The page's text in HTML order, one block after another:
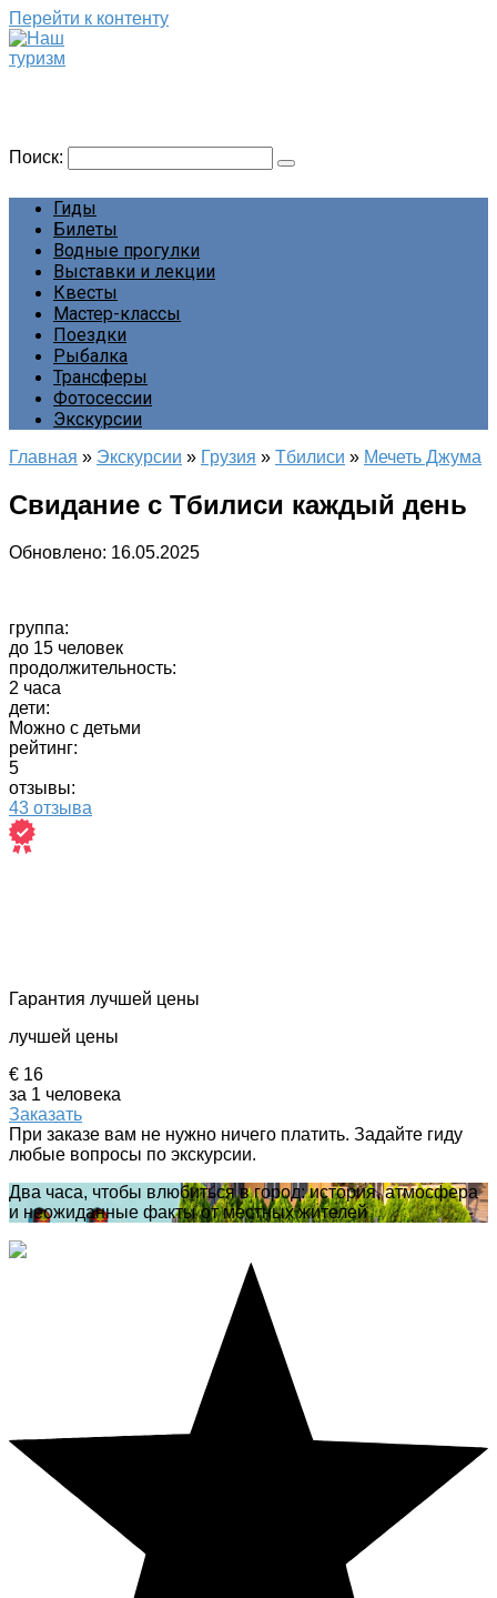
Перейти к контенту
Поиск:
Гиды
Билеты
Водные прогулки
Выставки и лекции
Квесты
Мастер-классы
Поездки
Рыбалка
Трансферы
Фотосессии
Экскурсии
Главная » Экскурсии » Грузия » Тбилиси » Мечеть Джума
Свидание с Тбилиси каждый день
Обновлено: 16.05.2025
группа:
до 15 человек
продолжительность:
2 часа
дети:
Можно с детьми
рейтинг:
5
отзывы:
43 отзыва
Гарантия лучшей цены
лучшей цены
€ 16
за 1 человека
Заказать
При заказе вам не нужно ничего платить. Задайте гиду
любые вопросы по экскурсии.
Два часа, чтобы влюбиться в город: история, атмосфера
и неожиданные факты от местных жителей